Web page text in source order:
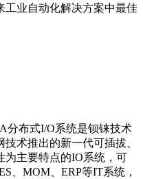
工业自动化解决方案中最佳
分布式I/O系统是钡铼技术
术推出的新一代可插拔、
为主要特点的IO系统，可
、MOM、ERP等IT系统，